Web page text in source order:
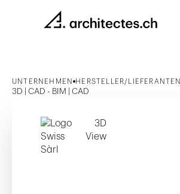
UNTERNEHMEN HERSTELLER/LIEFERANTEN
3D | CAD - BIM | CAD